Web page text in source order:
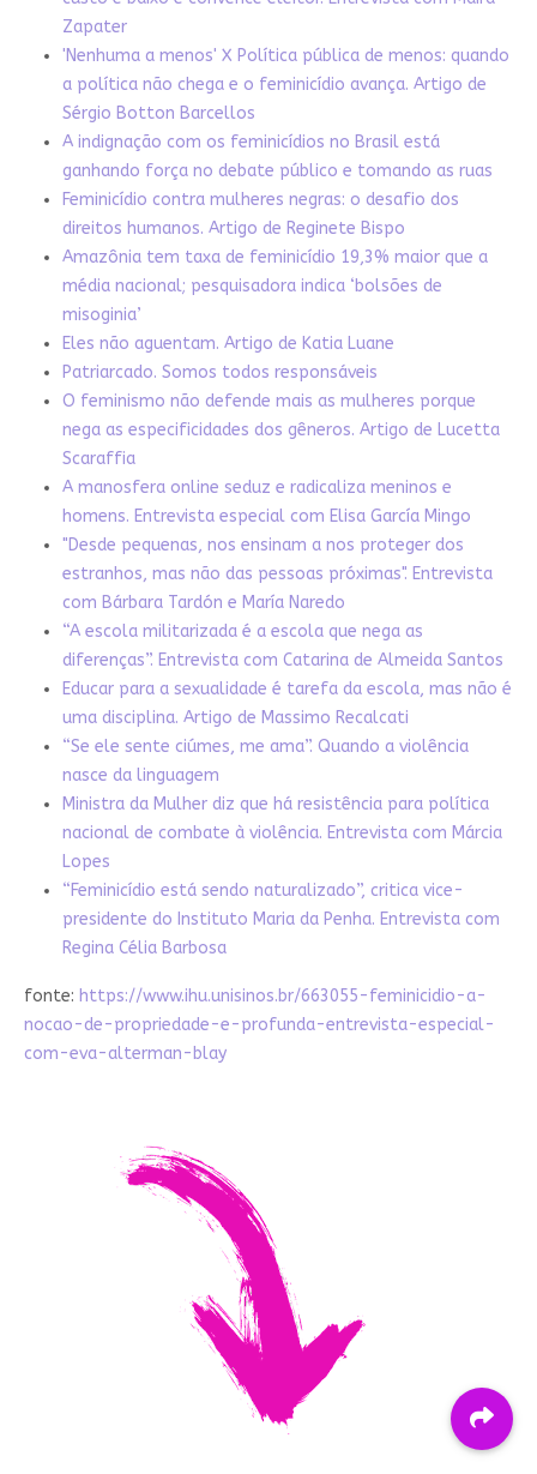
Zapater
'Nenhuma a menos' X Política pública de menos: quando
a política não chega e o feminicídio avança. Artigo de
Sérgio Botton Barcellos
A indignação com os feminicídios no Brasil está
ganhando força no debate público e tomando as ruas
Feminicídio contra mulheres negras: o desafio dos
direitos humanos. Artigo de Reginete Bispo
Amazônia tem taxa de feminicídio 19,3% maior que a
média nacional; pesquisadora indica ‘bolsões de
misoginia’
Eles não aguentam. Artigo de Katia Luane
Patriarcado. Somos todos responsáveis
O feminismo não defende mais as mulheres porque
nega as especificidades dos gêneros. Artigo de Lucetta
Scaraffia
A manosfera online seduz e radicaliza meninos e
homens. Entrevista especial com Elisa García Mingo
"Desde pequenas, nos ensinam a nos proteger dos
estranhos, mas não das pessoas próximas". Entrevista
com Bárbara Tardón e María Naredo
“A escola militarizada é a escola que nega as
diferenças”. Entrevista com Catarina de Almeida Santos
Educar para a sexualidade é tarefa da escola, mas não é
uma disciplina. Artigo de Massimo Recalcati
“Se ele sente ciúmes, me ama”. Quando a violência
nasce da linguagem
Ministra da Mulher diz que há resistência para política
nacional de combate à violência. Entrevista com Márcia
Lopes
“Feminicídio está sendo naturalizado”, critica vice-
presidente do Instituto Maria da Penha. Entrevista com
Regina Célia Barbosa
fonte: https://www.ihu.unisinos.br/663055-feminicidio-a-
nocao-de-propriedade-e-profunda-entrevista-especial-
com-eva-alterman-blay